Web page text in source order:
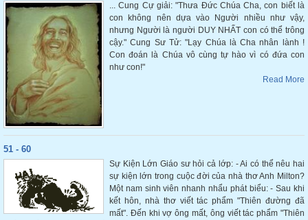
... Cung Cự giải: "Thưa Đức Chúa Cha, con biết là
con không nên dựa vào Người nhiều như vậy,
nhưng Người là người DUY NHẤT con có thể trông
cậy." Cung Sư Tử: "Lạy Chúa là Cha nhân lành !
Con đoán là Chúa vô cùng tự hào vì có đứa con
như con!"
Read More
51 - 60
Sự Kiện Lớn Giáo sư hỏi cả lớp: - Ai có thể nêu hai
sự kiện lớn trong cuộc đời của nhà thơ Anh Milton?
Một nam sinh viên nhanh nhẩu phát biểu: - Sau khi
kết hôn, nhà thơ viết tác phẩm "Thiên đường đã
mất". Đến khi vợ ông mất, ông viết tác phẩm "Thiên